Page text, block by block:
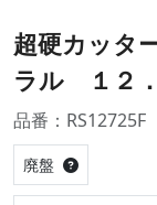
超硬カッタ
ラル １２
品番：RS12725F
廃盤